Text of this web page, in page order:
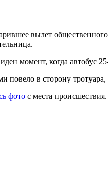
вылет общественного
момент, когда автобус
повело в сторону
фото с места